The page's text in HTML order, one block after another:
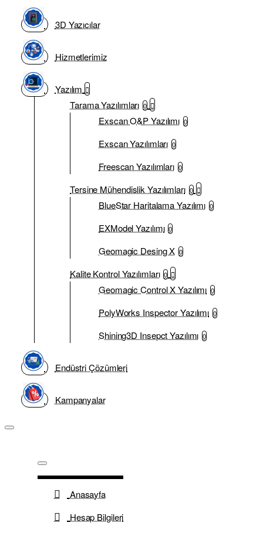
3D Yazıcılar
Hizmetlerimiz
Yazılım
Tarama Yazılımları 0
Exscan O&P Yazılımı 0
Exscan Yazılımları 0
Freescan Yazılımları 0
Tersine Mühendislik Yazılımları 0
BlueStar Haritalama Yazılımı 0
EXModel Yazılımı 0
Geomagic Desing X 0
Kalite Kontrol Yazılımları 0
Geomagic Control X Yazılımı 0
PolyWorks Inspector Yazılımı 0
Shining3D Insepct Yazılımı 0
Endüstri Çözümleri
Kampanyalar
Anasayfa
Hesap Bilgileri